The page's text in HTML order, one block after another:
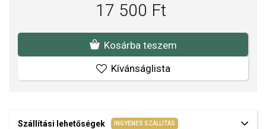
hogy eredeti ékszert vásárol, a komplett márkás csomagolásban.
17 500 Ft
Kosárba teszem
Kívánságlista
Szállítási lehetőségek INGYENES SZÁLLÍTÁS